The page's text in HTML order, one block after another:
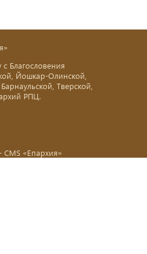
Благословения
Йошкар-Олинской,
Тверской,
РПЦ.
«Епархия»